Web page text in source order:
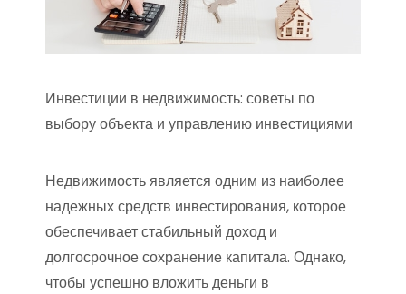
Инвестиции в недвижимость: советы по
выбору объекта и управлению инвестициями
Недвижимость является одним из наиболее
надежных средств инвестирования, которое
обеспечивает стабильный доход и
долгосрочное сохранение капитала. Однако,
чтобы успешно вложить деньги в